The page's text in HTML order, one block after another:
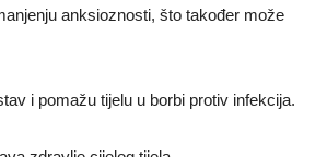
anksioznosti, što također može
i pomažu tijelu u borbi protiv infekcija.